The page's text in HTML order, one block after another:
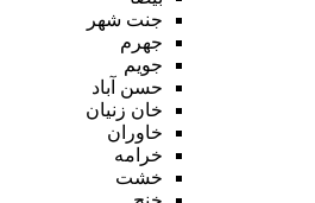
جنت شهر
جهرم
جویم
حسن آباد
خان زنیان
خاوران
خرامه
خشت